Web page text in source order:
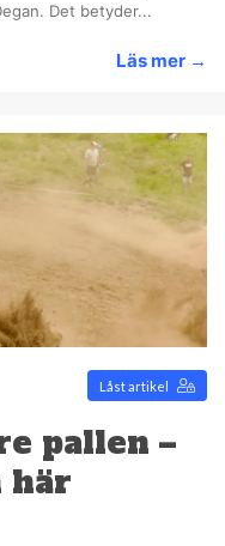
Det betyder...
Läs mer →
Låst artikel
pallen –
här